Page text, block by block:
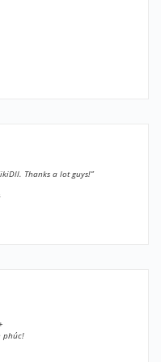
Thanks a lot guys!”
phúc!